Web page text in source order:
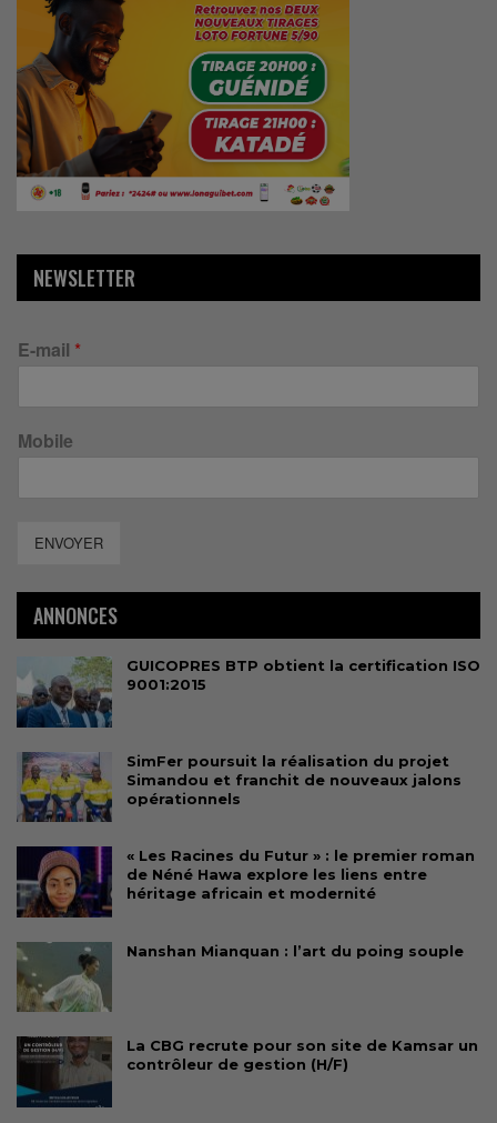
NEWSLETTER
E-mail *
Mobile
ENVOYER
ANNONCES
GUICOPRES BTP obtient la certification ISO
9001:2015
SimFer poursuit la réalisation du projet
Simandou et franchit de nouveaux jalons
opérationnels
« Les Racines du Futur » : le premier roman
de Néné Hawa explore les liens entre
héritage africain et modernité
Nanshan Mianquan : l’art du poing souple
La CBG recrute pour son site de Kamsar un
contrôleur de gestion (H/F)